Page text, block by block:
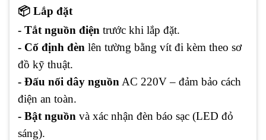
📦 Lắp đặt
- Tắt nguồn điện trước khi lắp đặt.
- Cố định đèn lên tường bằng vít đi kèm theo sơ
đồ kỹ thuật.
- Đấu nối dây nguồn AC 220V – đảm bảo cách
điện an toàn.
- Bật nguồn và xác nhận đèn báo sạc (LED đỏ
sáng).